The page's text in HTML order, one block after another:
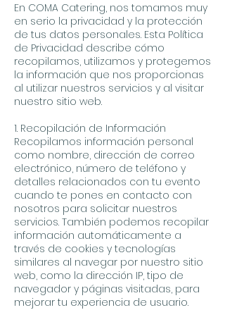
En COMA Catering, nos tomamos muy
en serio la privacidad y la protección
de tus datos personales. Esta Política
de Privacidad describe cómo
recopilamos, utilizamos y protegemos
la información que nos proporcionas
al utilizar nuestros servicios y al visitar
nuestro sitio web.
1. Recopilación de Información
Recopilamos información personal
como nombre, dirección de correo
electrónico, número de teléfono y
detalles relacionados con tu evento
cuando te pones en contacto con
nosotros para solicitar nuestros
servicios. También podemos recopilar
información automáticamente a
través de cookies y tecnologías
similares al navegar por nuestro sitio
web, como la dirección IP, tipo de
navegador y páginas visitadas, para
mejorar tu experiencia de usuario.